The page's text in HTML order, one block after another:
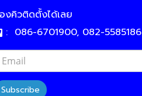
งคิวติดตั้งได้เลย
: 086-6701900, 082-5585186
Subscribe